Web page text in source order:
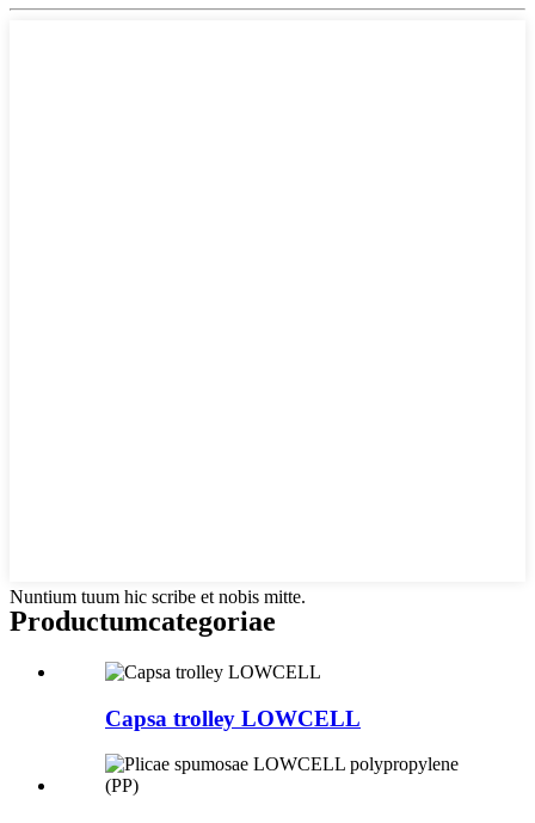
Nuntium tuum hic scribe et nobis mitte.
Productumcategoriae
Capsa trolley LOWCELL